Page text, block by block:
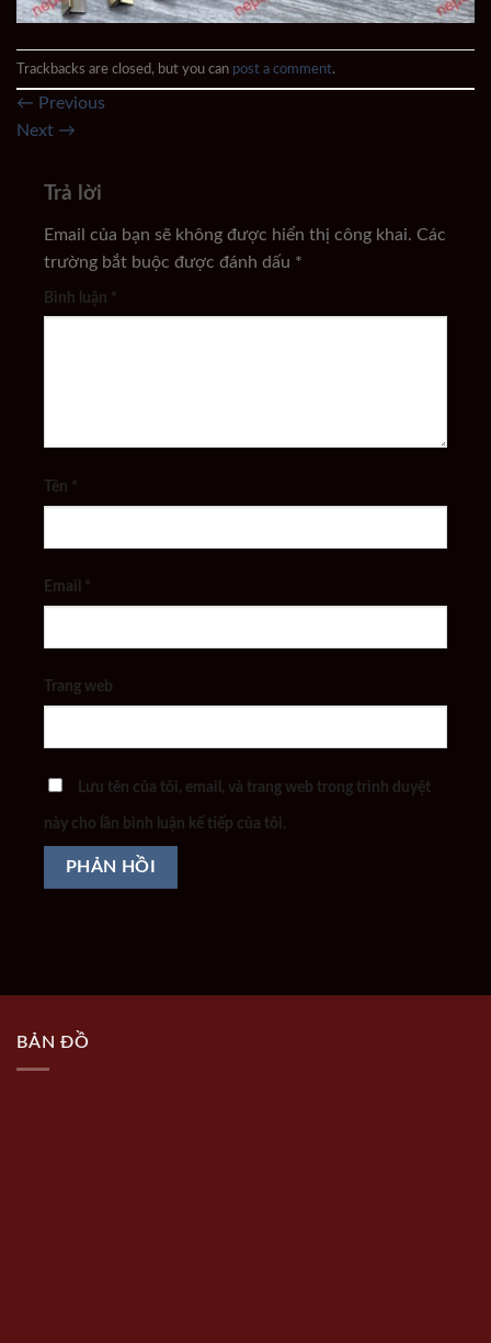
Trackbacks are closed, but you can post a comment.
← Previous
Next →
Trả lời
Email của bạn sẽ không được hiển thị công khai. Các
trường bắt buộc được đánh dấu *
Bình luận *
Tên *
Email *
Trang web
Lưu tên của tôi, email, và trang web trong trình duyệt
này cho lần bình luận kế tiếp của tôi.
BẢN ĐỒ